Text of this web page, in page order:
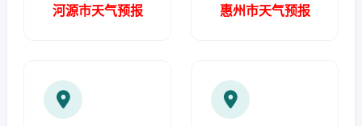
河源市天气预报 惠州市天气预报